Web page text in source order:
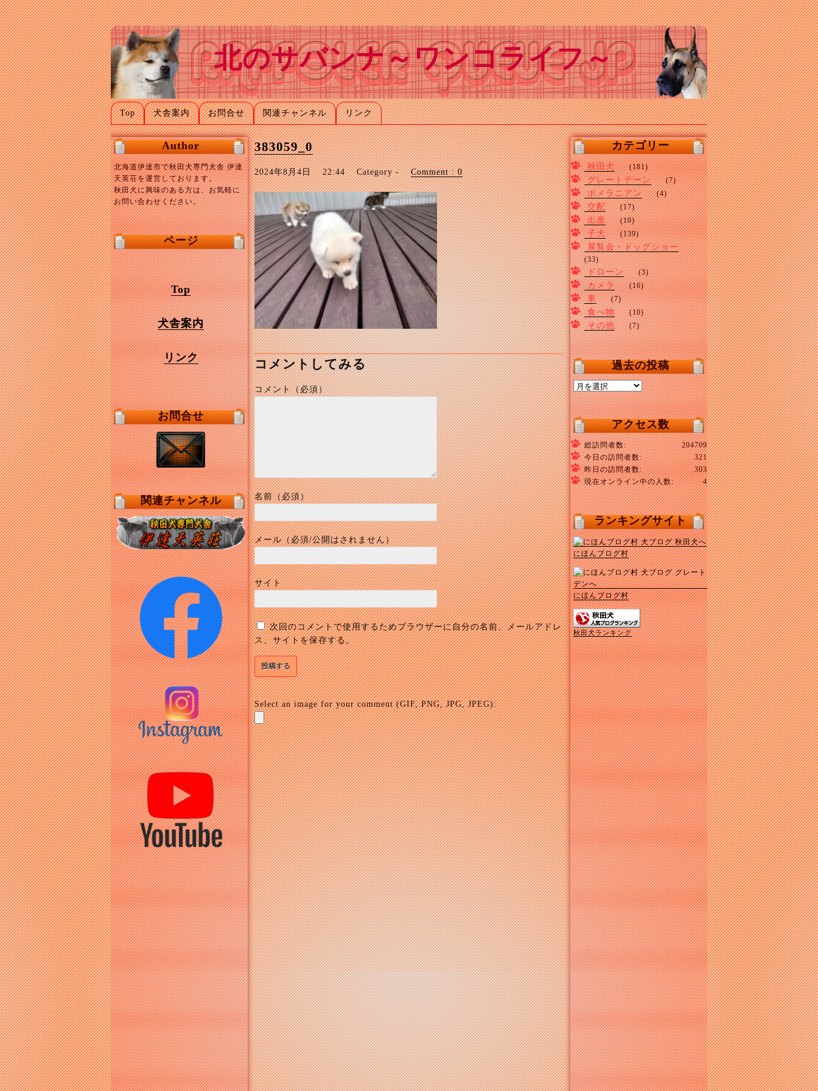
北のサバンナ～ワンコライフ～
Top 犬舎案内 お問合せ 関連チャンネル リンク
Author
北海道伊達市で秋田犬専門犬舎 伊達
天英荘を運営しております。
秋田犬に興味のある方は、お気軽に
お問い合わせください。
ページ
Top
犬舎案内
リンク
お問合せ
関連チャンネル
383059_0
2024年8月4日 22:44 Category - Comment : 0
コメントしてみる
コメント（必須）
名前（必須）
メール（必須/公開はされません）
サイト
次回のコメントで使用するためブラウザーに自分の名前、メールアドレ
ス、サイトを保存する。
Select an image for your comment (GIF, PNG, JPG, JPEG):
カテゴリー
秋田犬 (181)
グレートデーン (7)
ポメラニアン (4)
交配 (17)
出産 (10)
子犬 (139)
展覧会・ドッグショー
(33)
ドローン (3)
カメラ (16)
車 (7)
食べ物 (10)
その他 (7)
過去の投稿
過
去
の
投
稿
アクセス数
204709
総訪問者数:
321
今日の訪問者数:
303
昨日の訪問者数:
4
現在オンライン中の人数:
ランキングサイト
にほんブログ村
にほんブログ村
秋田犬ランキング